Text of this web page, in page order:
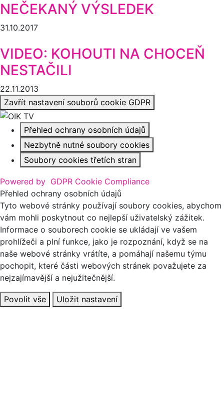
NEČEKANÝ VÝSLEDEK
31.10.2017
VIDEO: KOHOUTI NA CHOCEŇ
NESTAČILI
22.11.2013
Zavřít nastavení souborů cookie GDPR
Přehled ochrany osobních údajů
Nezbytně nutné soubory cookies
Soubory cookies třetích stran
Powered by GDPR Cookie Compliance
Přehled ochrany osobních údajů
Tyto webové stránky používají soubory cookies, abychom
vám mohli poskytnout co nejlepší uživatelský zážitek.
Informace o souborech cookie se ukládají ve vašem
prohlížeči a plní funkce, jako je rozpoznání, když se na
naše webové stránky vrátíte, a pomáhají našemu týmu
pochopit, které části webových stránek považujete za
nejzajímavější a nejužitečnější.
Povolit vše Uložit nastavení